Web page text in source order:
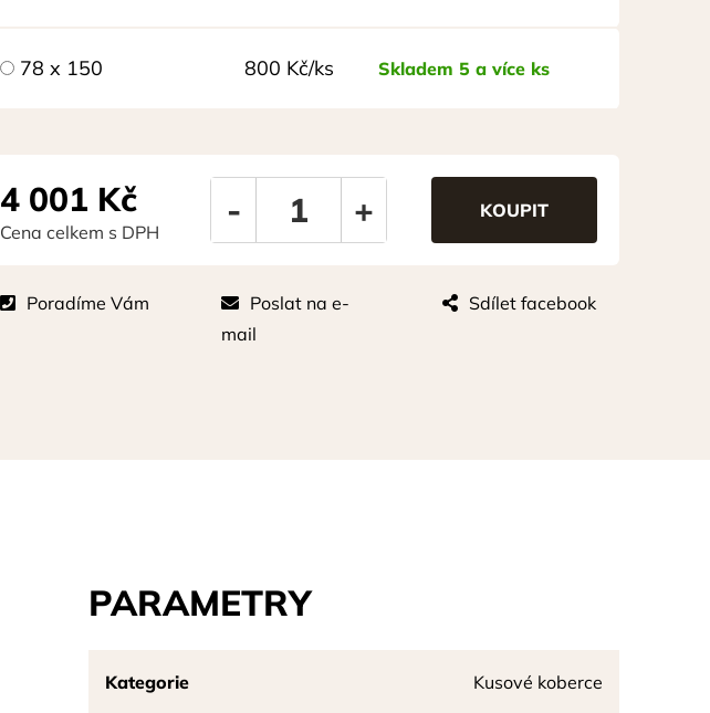
78 x 150 800 Kč/ks Skladem 5 a více ks
4 001 Kč
Cena celkem s DPH
- +
Poradíme Vám
Poslat na e-
mail
Sdílet facebook
PARAMETRY
Kategorie Kusové koberce